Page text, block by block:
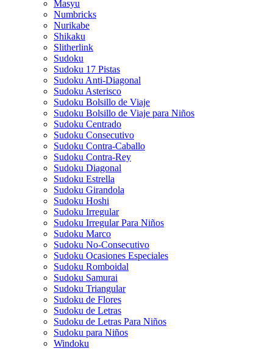
Masyu
Numbricks
Nurikabe
Shikaku
Slitherlink
Sudoku
Sudoku 17 Pistas
Sudoku Anti-Diagonal
Sudoku Asterisco
Sudoku Bolsillo de Viaje
Sudoku Bolsillo de Viaje para Niños
Sudoku Centrado
Sudoku Consecutivo
Sudoku Contra-Caballo
Sudoku Contra-Rey
Sudoku Diagonal
Sudoku Estrella
Sudoku Girandola
Sudoku Hoshi
Sudoku Irregular
Sudoku Irregular Para Niños
Sudoku Marco
Sudoku No-Consecutivo
Sudoku Ocasiones Especiales
Sudoku Romboidal
Sudoku Samurai
Sudoku Triangular
Sudoku de Flores
Sudoku de Letras
Sudoku de Letras Para Niños
Sudoku para Niños
Windoku